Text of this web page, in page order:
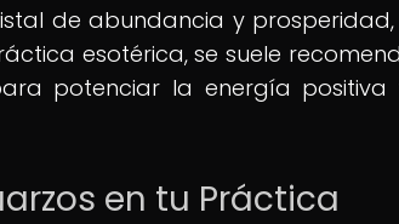
de abundancia y
esotérica, se suele
potenciar la energía
en tu Práctica